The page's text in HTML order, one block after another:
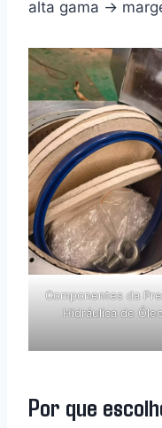
alta gama →
Componentes da
Hidráulica de
Por que